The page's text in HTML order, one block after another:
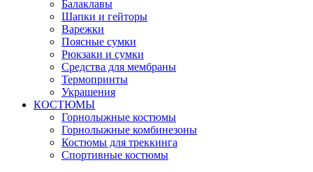
Балаклавы
Шапки и гейторы
Варежки
Поясные сумки
Рюкзаки и сумки
Средства для мембраны
Термопринты
Украшения
КОСТЮМЫ
Горнолыжные костюмы
Горнолыжные комбинезоны
Костюмы для треккинга
Спортивные костюмы